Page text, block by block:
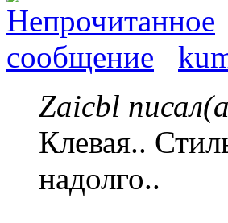
Zaicbl
Клевая..
надолго..